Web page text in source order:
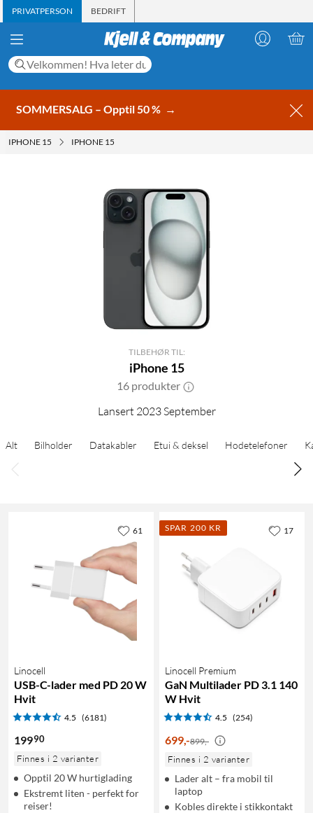
PRIVATPERSON BEDRIFT
SOMMERSALG – Opptil 50 % →
IPHONE 15 IPHONE 15
TILBEHØR TIL:
iPhone 15
16 produkter
Lansert 2023 September
Alt Bilholder Datakabler Etui & deksel Hodetelefoner
Linocell
USB-C-lader med PD 20 W
Hvit
4.5 (6181)
19990
Finnes i 2 varianter
Opptil 20 W hurtiglading
Ekstremt liten - perfekt for
reiser!
61 SPAR 200 KR
Linocell Premium
GaN Multilader PD 3.1 140
W Hvit
4.5 (254)
699,-899,-
Finnes i 2 varianter
Lader alt – fra mobil til
laptop
Kobles direkte i stikkontakt
17